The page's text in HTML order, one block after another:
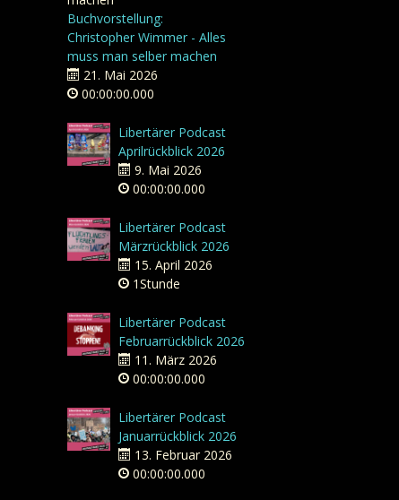
Buchvorstellung:
Christopher Wimmer - Alles
muss man selber machen
21. Mai 2026
00:00:00.000
Libertärer Podcast
Aprilrückblick 2026
9. Mai 2026
00:00:00.000
Libertärer Podcast
Märzrückblick 2026
15. April 2026
1Stunde
Libertärer Podcast
Februarrückblick 2026
11. März 2026
00:00:00.000
Libertärer Podcast
Januarrückblick 2026
13. Februar 2026
00:00:00.000